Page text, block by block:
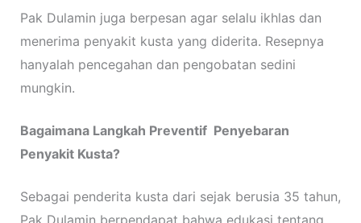
Pak Dulamin juga berpesan agar selalu ikhlas dan
menerima penyakit kusta yang diderita. Resepnya
hanyalah pencegahan dan pengobatan sedini
mungkin.
Bagaimana Langkah Preventif Penyebaran
Penyakit Kusta?
Sebagai penderita kusta dari sejak berusia 35 tahun,
Pak Dulamin berpendapat bahwa edukasi tentang